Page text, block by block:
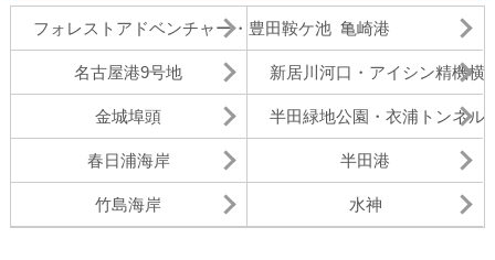
フォレストアドベンチャー・豊田鞍ケ池 亀崎港
名古屋港9号地 新居川河口・アイシン精機横
金城埠頭 半田緑地公園・衣浦トンネル
春日浦海岸 半田港
竹島海岸 水神